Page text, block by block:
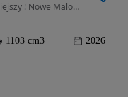
1103 cm3 • 214 KM • S Corse! Jeszcze mocniejszy ! Nowe Malowanie 2026 ! Ducati Kraków
1103 cm3 2026